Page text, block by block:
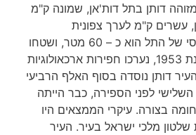
דותן בתל דות'אן, שמונה ק"מ
עשרים ק"מ לערך צפונית
לסבסטיה. גובהו היחסי של התל הוא כ – 60 מטר, ושטחו
מאה דונם לערך. בשנת 1953, נערכו חפירות ארכאולוגיות
דותן נוסדה בסוף האלף הרביעי
לפני הספירה, כבר הייתה
בצורה. עיקרי הממצאים היו
מלכי ישראל בעיר. העיר